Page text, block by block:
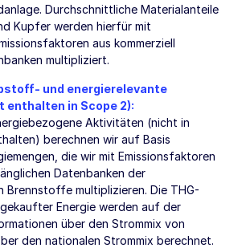
Durchschnittliche Materialanteile
Kupfer werden hierfür mit
aus kommerziell
multipliziert.
und energierelevante
in Scope 2):
Aktivitäten (nicht in
berechnen wir auf Basis
die wir mit Emissionsfaktoren
Datenbanken der
Brennstoffe multiplizieren. Die THG-
Energie werden auf der
über den Strommix von
den nationalen Strommix berechnet.